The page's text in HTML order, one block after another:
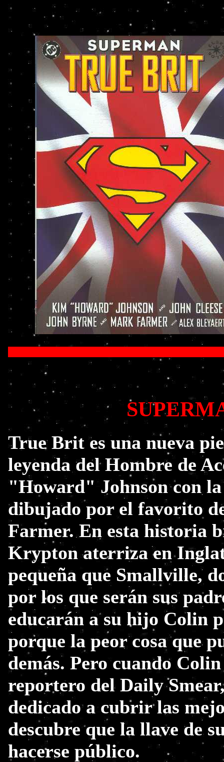
True Brit es una nueva
leyenda del Hombre de
"Howard" Johnson con la
dibujado por el favorito
Farmer. En esta historia
Krypton aterriza en
pequeña que Smallville,
por los que serán sus
educarán a su hijo Colin
porque la peor cosa que
demás. Pero cuando
reportero del Daily
dedicado a cubrir las
descubre que la llave de
hacerse público.